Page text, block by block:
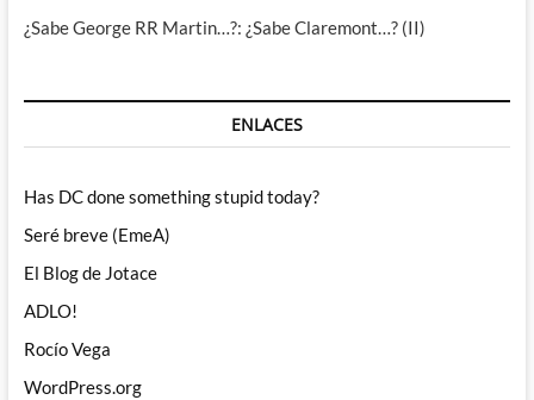
¿Sabe George RR Martin…?: ¿Sabe Claremont…? (II)
ENLACES
Has DC done something stupid today?
Seré breve (EmeA)
El Blog de Jotace
ADLO!
Rocío Vega
WordPress.org